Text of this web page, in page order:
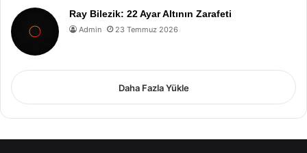
Ray Bilezik: 22 Ayar Altının Zarafeti
Admin 23 Temmuz 2026
Daha Fazla Yükle